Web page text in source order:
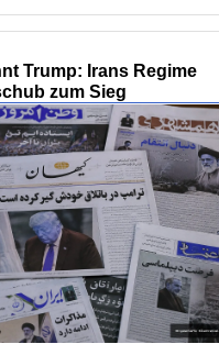
Trump: Irans Regime
zum Sieg